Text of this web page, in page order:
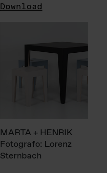
Download
MARTA + HENRIK
Fotografo: Lorenz
Sternbach